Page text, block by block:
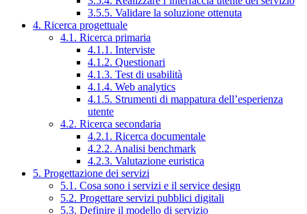
3.5.5. Validare la soluzione ottenuta
4. Ricerca progettuale
4.1. Ricerca primaria
4.1.1. Interviste
4.1.2. Questionari
4.1.3. Test di usabilità
4.1.4. Web analytics
4.1.5. Strumenti di mappatura dell’esperienza
utente
4.2. Ricerca secondaria
4.2.1. Ricerca documentale
4.2.2. Analisi benchmark
4.2.3. Valutazione euristica
5. Progettazione dei servizi
5.1. Cosa sono i servizi e il service design
5.2. Progettare servizi pubblici digitali
5.3. Definire il modello di servizio